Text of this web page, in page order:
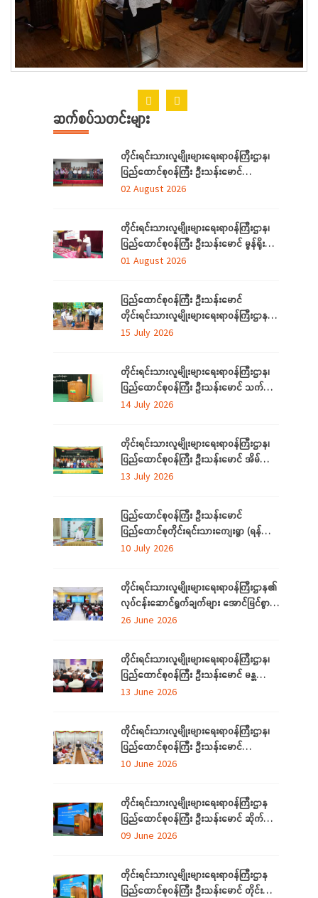
ဆက်စပ်သတင်းများ
တိုင်းရင်းသားလူမျိုးများရေးရာဝန်ကြီးဌာန၊
ပြည်ထောင်စုဝန်ကြီး ဦးသန်းမောင်
ရန်ကုန်တိုင်းဒေသကြီးအတွင်းရှိ
နှင့် တွေ့ဆုံ
02 August 2026
တိုင်းရင်းသားလူမျိုးများရေးရာဝန်ကြီးဌာန၊
ပြည်ထောင်စုဝန်ကြီး ဦးသန်းမောင် မွန်ရိုးရာ
ဝတ်စုံချုပ်လုပ်နည်းသင်တန်းဆင်းပွဲ
01 August 2026
ပြည်ထောင်စုဝန်ကြီး ဦးသန်းမောင်
တိုင်းရင်းသားလူမျိုးများရေးရာဝန်ကြီးဌာန မိုး
ရာသီသစ်ပင်စိုက်ပျိုးပွဲ အခမ်းအနားတက်
15 July 2026
တိုင်းရင်းသားလူမျိုးများရေးရာဝန်ကြီးဌာန၊
ပြည်ထောင်စုဝန်ကြီး ဦးသန်းမောင် သက်မွေး
ပညာသင်တန်းများ သင်တန်းဆင်းပွဲ
14 July 2026
တိုင်းရင်းသားလူမျိုးများရေးရာဝန်ကြီးဌာန၊
ပြည်ထောင်စုဝန်ကြီး ဦးသန်းမောင် အိမ်သုံး
ဆိုလာများ လွှဲပြောင်းထောက်ပံ့ပေးခြင်း
13 July 2026
ပြည်ထောင်စုဝန်ကြီး ဦးသန်းမောင်
ပြည်ထောင်စုတိုင်းရင်းသားကျေးရွာ (ရန်ကုန်)
အဆင့်မြှင့်တင်လုပ်ငန်းဆောင်ရွက်မှုများအား
10 July 2026
တိုင်းရင်းသားလူမျိုးများရေးရာဝန်ကြီးဌာန၏
လုပ်ငန်းဆောင်ရွက်ချက်များ အောင်မြင်စွာ
အကောင်အထည်ဖော်နိုင်ရေးအတွက်
26 June 2026
တိုင်းရင်းသားလူမျိုးများရေးရာဝန်ကြီးဌာန၊
ပြည်ထောင်စုဝန်ကြီး ဦးသန်းမောင် မန္တလေး
တိုင်းဒေသကြီးအတွင်းရှိ တိုင်းရင်းသားစာပေ
ဆွေးနွေး
13 June 2026
တိုင်းရင်းသားလူမျိုးများရေးရာဝန်ကြီးဌာန၊
ပြည်ထောင်စုဝန်ကြီး ဦးသန်းမောင်
ပြည်ထောင်စုနယ်မြေ နေပြည်တော်အတွင်းရှိ
အသင်းအဖွဲ့များနှင့် တွေ့ဆုံဆွေးနွေး
10 June 2026
တိုင်းရင်းသားလူမျိုးများရေးရာဝန်ကြီးဌာန
ပြည်ထောင်စုဝန်ကြီး ဦးသန်းမောင် ဆိုက်ဘာ
လုံခြုံရေး (Cyber Security) ဆိုင်ရာ
ရောက်
09 June 2026
တိုင်းရင်းသားလူမျိုးများရေးရာဝန်ကြီးဌာန
ပြည်ထောင်စုဝန်ကြီး ဦးသန်းမောင် တိုင်း